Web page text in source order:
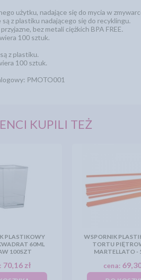
użytku, nadające się do mycia w
z plastiku nadającego się do recyklingu.
bez metali ciężkich BPA FREE.
100 sztuk.
z plastiku.
100 sztuk.
PMOTO001
KUPILI TEŻ
PLASTIKOWY
60ML
100SZT
70,16 zł
WSPORNIK
TORTU
MARTELLATO -
cena: